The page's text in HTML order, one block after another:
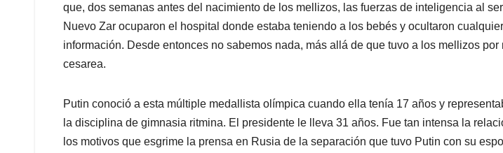
que, dos semanas antes del nacimiento de los mellizos, las fuerzas de inteligencia al
Nuevo Zar ocuparon el hospital donde estaba teniendo a los bebés y ocultaron
información. Desde entonces no sabemos nada, más allá de que tuvo a los mellizos por
cesarea.
Putin conoció a esta múltiple medallista olímpica cuando ella tenía 17 años y
la disciplina de gimnasia ritmina. El presidente le lleva 31 años. Fue tan intensa la
los motivos que esgrime la prensa en Rusia de la separación que tuvo Putin con su